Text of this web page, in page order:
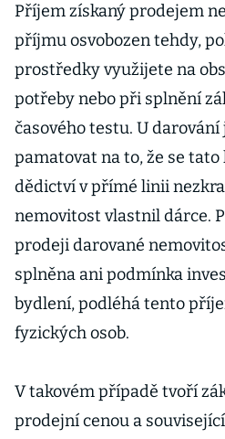
Příjem získaný prodejem
příjmu osvobozen tehdy,
prostředky využijete na
potřeby nebo při splnění
časového testu. U darování
pamatovat na to, že se
dědictví v přímé linii
nemovitost vlastnil dárce.
prodeji darované
splněna ani podmínka
bydlení, podléhá tento
fyzických osob.
V takovém případě tvoří
prodejní cenou a